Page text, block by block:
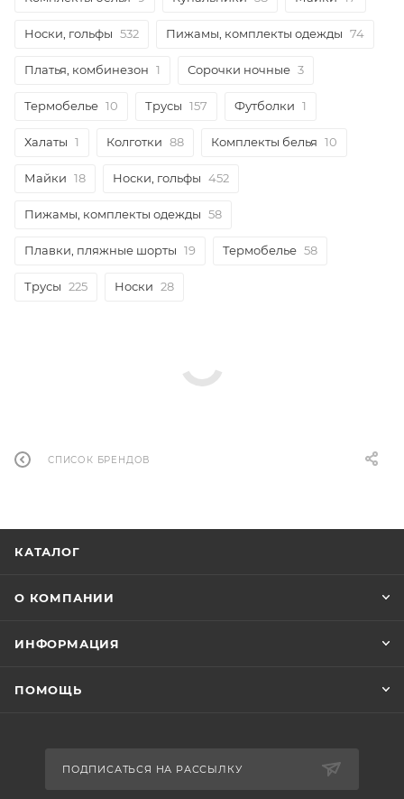
Носки, гольфы 532 Пижамы, комплекты одежды 74
Платья, комбинезон 1 Сорочки ночные 3
Термобелье 10 Трусы 157 Футболки 1
Халаты 1 Колготки 88 Комплекты белья 10
Майки 18 Носки, гольфы 452
Пижамы, комплекты одежды 58
Плавки, пляжные шорты 19 Термобелье 58
Трусы 225 Носки 28
СПИСОК БРЕНДОВ
КАТАЛОГ
О КОМПАНИИ
ИНФОРМАЦИЯ
ПОМОЩЬ
ПОДПИСАТЬСЯ НА РАССЫЛКУ